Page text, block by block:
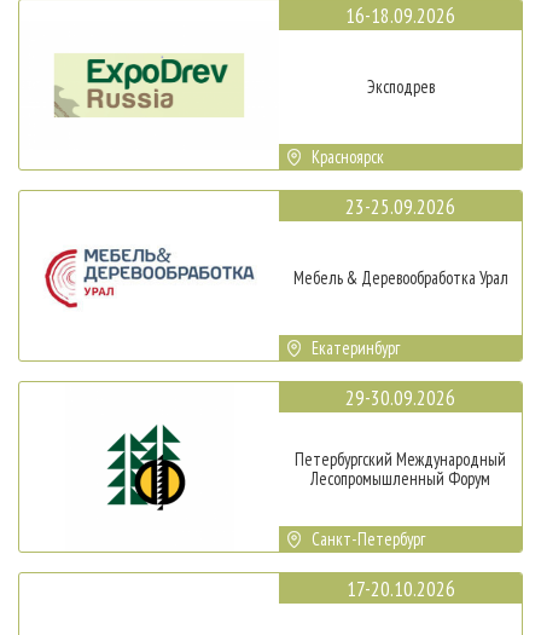
16-18.09.2026
Эксподрев
Красноярск
23-25.09.2026
Мебель & Деревообработка Урал
Екатеринбург
29-30.09.2026
Петербургский Международный
Лесопромышленный Форум
Санкт-Петербург
17-20.10.2026